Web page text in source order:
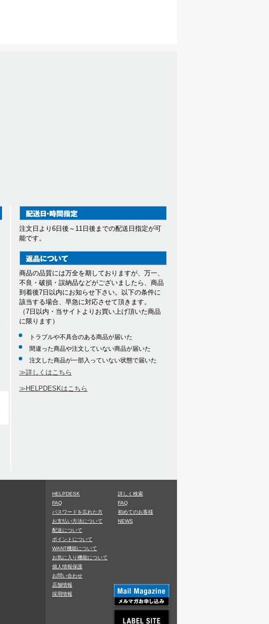
注文日より6日後～11日後までの配送日指定が可
能です。
商品の品質には万全を期しておりますが、万一、
不良・破損・誤納品などがございましたら、商品
到着後7日以内にお知らせ下さい。以下の条件に
該当する場合、早急に対応させて頂きます。
（7日以内・当サイトよりお買い上げ頂いた商品
に限ります）
トラブルや不具合のある商品が届いた
間違った商品や注文していない商品が届いた
注文した商品が一部入っていない状態で届いた
≫詳しくはこちら
≫HELPDESKはこちら
HELPDESK
FAQ
パスワードを忘れた方
お支払い方法について
配送について
ポイントについて
WANT機能について
お気に入り機能について
個人情報保護
お問い合わせ
店舗情報
採用情報
詳しく検索
FAQ
初めてのお客様
NEWS